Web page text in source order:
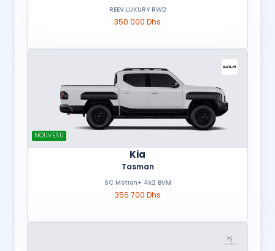
REEV LUXURY RWD
350 000 Dhs
NOUVEAU
Kia
Tasman
SC Motion+ 4x2 BVM
356 700 Dhs